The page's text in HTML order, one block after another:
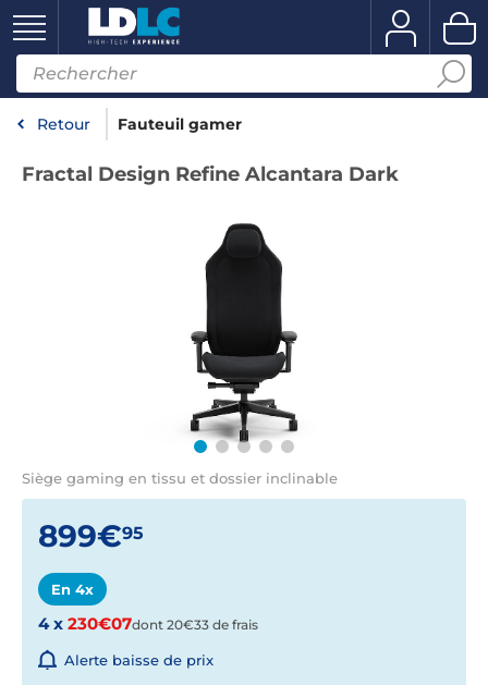
Retour Fauteuil gamer
Fractal Design Refine Alcantara Dark
Siège gaming en tissu et dossier inclinable
899€95
En 4x
4 x 230€07dont 20€33 de frais
Alerte baisse de prix